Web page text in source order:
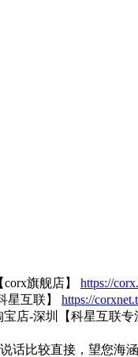
旗舰店】
https://
星互联】
https://
宝店-深圳【科星互联专
话比较直接，望您海